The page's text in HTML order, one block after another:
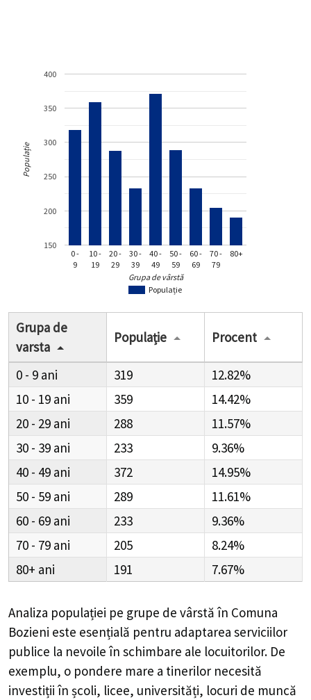
Populație
0 -
9
10 -
19
20 -
29
30 -
39
40 -
49
50 -
59
60 -
69
70 -
79
80+
150
200
250
300
350
400
Grupa de vârstă
Populație
Grupa de
varsta
Populație Procent
0 - 9 319
12.82%
10 - 19
359
14.42%
20 - 29
288
11.57%
30 - 39
233
9.36%
40 - 49
372
14.95%
50 - 59
289
11.61%
60 - 69
233
9.36%
70 - 79
205
8.24%
80+
191 7.67%
Analiza populației pe grupe de vârstă în Comuna
Bozieni este esențială pentru adaptarea serviciilor
publice la nevoile în schimbare ale locuitorilor. De
exemplu, o pondere mare a tinerilor necesită
investiții în școli, licee, universități, locuri de muncă